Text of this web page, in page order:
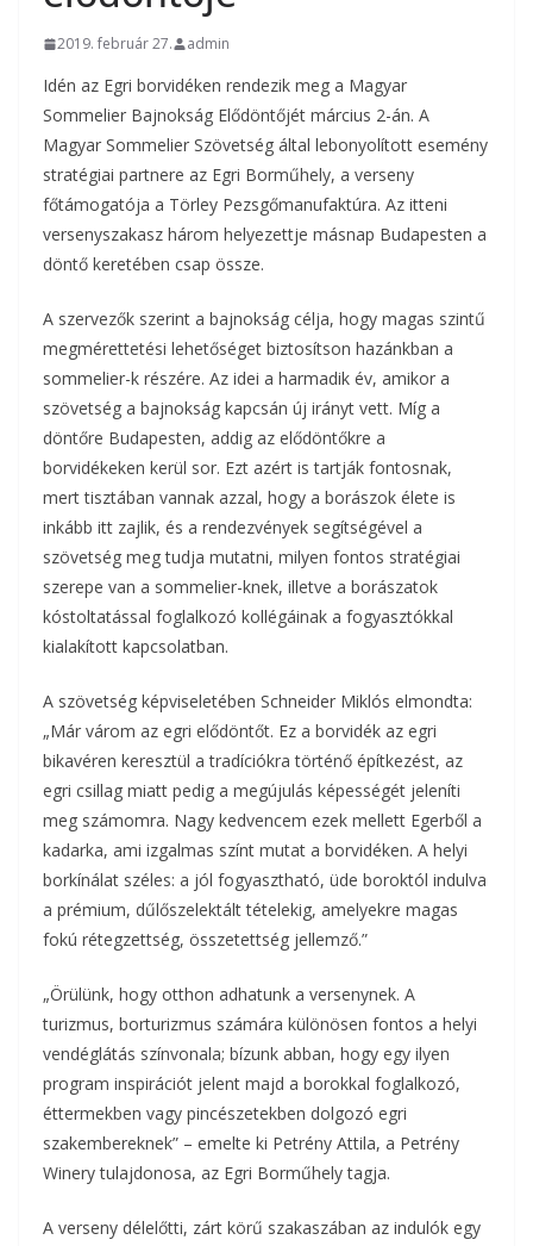
2019. február 27. admin
Idén az Egri borvidéken rendezik meg a Magyar
Sommelier Bajnokság Elődöntőjét március 2-án. A
Magyar Sommelier Szövetség által lebonyolított esemény
stratégiai partnere az Egri Borműhely, a verseny
főtámogatója a Törley Pezsgőmanufaktúra. Az itteni
versenyszakasz három helyezettje másnap Budapesten a
döntő keretében csap össze.
A szervezők szerint a bajnokság célja, hogy magas szintű
megmérettetési lehetőséget biztosítson hazánkban a
sommelier-k részére. Az idei a harmadik év, amikor a
szövetség a bajnokság kapcsán új irányt vett. Míg a
döntőre Budapesten, addig az elődöntőkre a
borvidékeken kerül sor. Ezt azért is tartják fontosnak,
mert tisztában vannak azzal, hogy a borászok élete is
inkább itt zajlik, és a rendezvények segítségével a
szövetség meg tudja mutatni, milyen fontos stratégiai
szerepe van a sommelier-knek, illetve a borászatok
kóstoltatással foglalkozó kollégáinak a fogyasztókkal
kialakított kapcsolatban.
A szövetség képviseletében Schneider Miklós elmondta:
„Már várom az egri elődöntőt. Ez a borvidék az egri
bikavéren keresztül a tradíciókra történő építkezést, az
egri csillag miatt pedig a megújulás képességét jeleníti
meg számomra. Nagy kedvencem ezek mellett Egerből a
kadarka, ami izgalmas színt mutat a borvidéken. A helyi
borkínálat széles: a jól fogyasztható, üde boroktól indulva
a prémium, dűlőszelektált tételekig, amelyekre magas
fokú rétegzettség, összetettség jellemző.”
„Örülünk, hogy otthon adhatunk a versenynek. A
turizmus, borturizmus számára különösen fontos a helyi
vendéglátás színvonala; bízunk abban, hogy egy ilyen
program inspirációt jelent majd a borokkal foglalkozó,
éttermekben vagy pincészetekben dolgozó egri
szakembereknek” – emelte ki Petrény Attila, a Petrény
Winery tulajdonosa, az Egri Borműhely tagja.
A verseny délelőtti, zárt körű szakaszában az indulók egy